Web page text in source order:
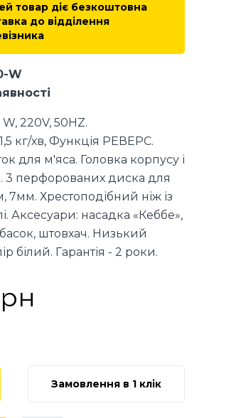
товар діє безкоштовна
до відділення
W
220V, 50HZ.
кг/хв, Функція РЕВЕРС.
для м'яса. Головка корпусу і
3 перфорованих диска для
Хрестоподібний ніж із
Аксесуари: насадка «Кеббе»,
штовхач. Низький
білий. Гарантія - 2 роки.
Замовлення в 1 клік